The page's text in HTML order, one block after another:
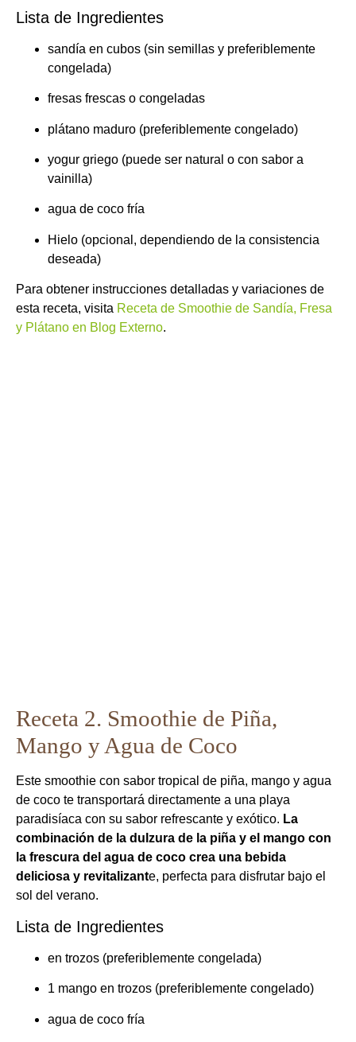
Lista de Ingredientes
sandía en cubos (sin semillas y preferiblemente
congelada)
fresas frescas o congeladas
plátano maduro (preferiblemente congelado)
yogur griego (puede ser natural o con sabor a
vainilla)
agua de coco fría
Hielo (opcional, dependiendo de la consistencia
deseada)
Para obtener instrucciones detalladas y variaciones de
esta receta, visita Receta de Smoothie de Sandía, Fresa
y Plátano en Blog Externo.
Receta 2. Smoothie de Piña,
Mango y Agua de Coco
Este smoothie con sabor tropical de piña, mango y agua
de coco te transportará directamente a una playa
paradisíaca con su sabor refrescante y exótico. La
combinación de la dulzura de la piña y el mango con
la frescura del agua de coco crea una bebida
deliciosa y revitalizante, perfecta para disfrutar bajo el
sol del verano.
Lista de Ingredientes
en trozos (preferiblemente congelada)
1 mango en trozos (preferiblemente congelado)
agua de coco fría